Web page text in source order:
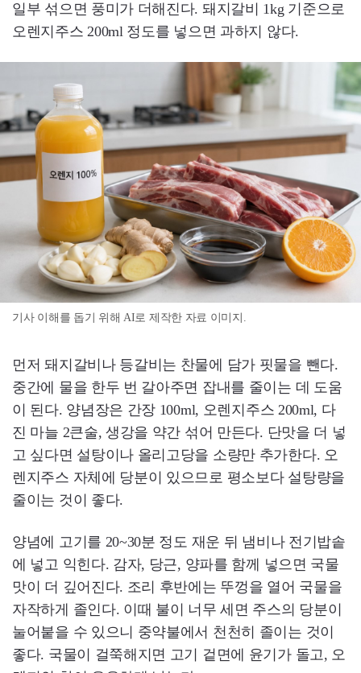
일부 섞으면 풍미가 더해진다. 돼지갈비 1kg 기준으로
오렌지주스 200ml 정도를 넣으면 과하지 않다.
기사 이해를 돕기 위해 AI로 제작한 자료 이미지.
먼저 돼지갈비나 등갈비는 찬물에 담가 핏물을 뺀다.
중간에 물을 한두 번 갈아주면 잡내를 줄이는 데 도움
이 된다. 양념장은 간장 100ml, 오렌지주스 200ml, 다
진 마늘 2큰술, 생강을 약간 섞어 만든다. 단맛을 더 넣
고 싶다면 설탕이나 올리고당을 소량만 추가한다. 오
렌지주스 자체에 당분이 있으므로 평소보다 설탕량을
줄이는 것이 좋다.
양념에 고기를 20~30분 정도 재운 뒤 냄비나 전기밥솥
에 넣고 익힌다. 감자, 당근, 양파를 함께 넣으면 국물
맛이 더 깊어진다. 조리 후반에는 뚜껑을 열어 국물을
자작하게 졸인다. 이때 불이 너무 세면 주스의 당분이
눌어붙을 수 있으니 중약불에서 천천히 졸이는 것이
좋다. 국물이 걸쭉해지면 고기 겉면에 윤기가 돌고, 오